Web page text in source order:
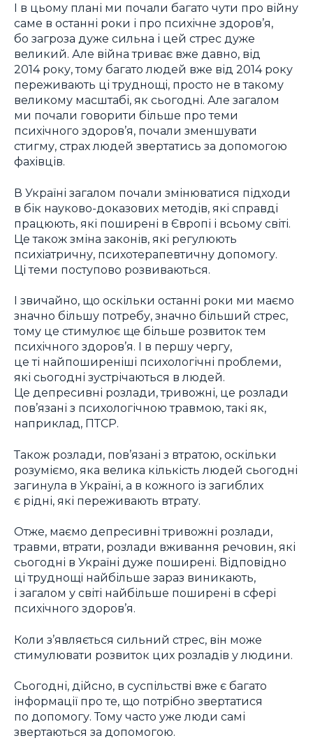
І в цьому плані ми почали багато чути про війну
саме в останні роки і про психічне здоров’я,
бо загроза дуже сильна і цей стрес дуже
великий. Але війна триває вже давно, від
2014 року, тому багато людей вже від 2014 року
переживають ці труднощі, просто не в такому
великому масштабі, як сьогодні. Але загалом
ми почали говорити більше про теми
психічного здоров’я, почали зменшувати
стигму, страх людей звертатись за допомогою
фахівців.
В Україні загалом почали змінюватися підходи
в бік науково-доказових методів, які справді
працюють, які поширені в Європі і всьому світі.
Це також зміна законів, які регулюють
психіатричну, психотерапевтичну допомогу.
Ці теми поступово розвиваються.
І звичайно, що оскільки останні роки ми маємо
значно більшу потребу, значно більший стрес,
тому це стимулює ще більше розвиток тем
психічного здоров’я. І в першу чергу,
це ті найпоширеніші психологічні проблеми,
які сьогодні зустрічаються в людей.
Це депресивні розлади, тривожні, це розлади
пов’язані з психологічною травмою, такі як,
наприклад, ПТСР.
Також розлади, пов’язані з втратою, оскільки
розуміємо, яка велика кількість людей сьогодні
загинула в Україні, а в кожного із загиблих
є рідні, які переживають втрату.
Отже, маємо депресивні тривожні розлади,
травми, втрати, розлади вживання речовин, які
сьогодні в Україні дуже поширені. Відповідно
ці труднощі найбільше зараз виникають,
і загалом у світі найбільше поширені в сфері
психічного здоров’я.
Коли з’являється сильний стрес, він може
стимулювати розвиток цих розладів у людини.
Сьогодні, дійсно, в суспільстві вже є багато
інформації про те, що потрібно звертатися
по допомогу. Тому часто уже люди самі
звертаються за допомогою.